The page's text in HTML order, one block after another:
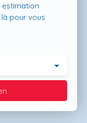
estimation
pour vous